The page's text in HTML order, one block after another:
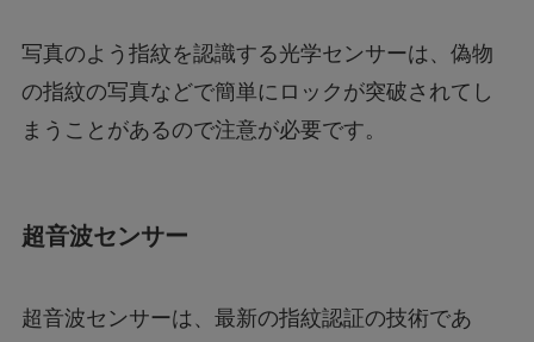
写真のよう指紋を認識する光学センサーは、偽物
の指紋の写真などで簡単にロックが突破されてし
まうことがあるので注意が必要です。
超音波センサー
超音波センサーは、最新の指紋認証の技術であ